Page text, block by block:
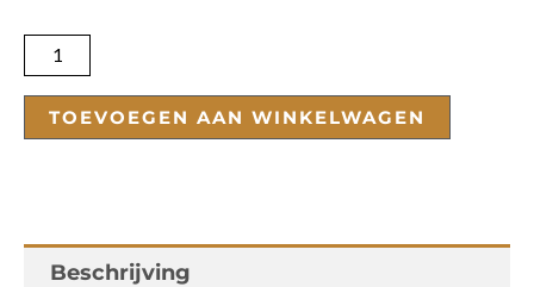
Turkey
BA
Matter
TOEVOEGEN AAN WINKELWAGEN
Beschrijving